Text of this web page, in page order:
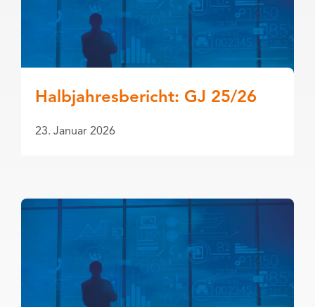
Halbjahresbericht: GJ 25/26
23. Januar 2026